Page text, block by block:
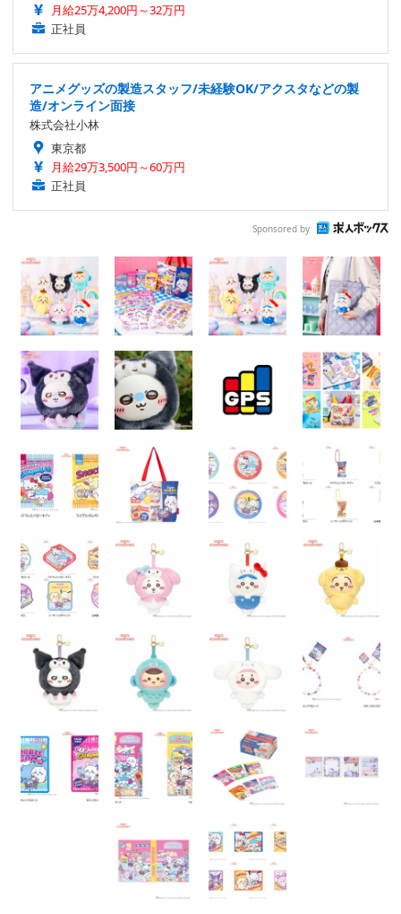
月給25万4,200円～32万円
正社員
アニメグッズの製造スタッフ/未経験OK/アクスタなどの製
造/オンライン面接
株式会社小林
東京都
月給29万3,500円～60万円
正社員
Sponsored by